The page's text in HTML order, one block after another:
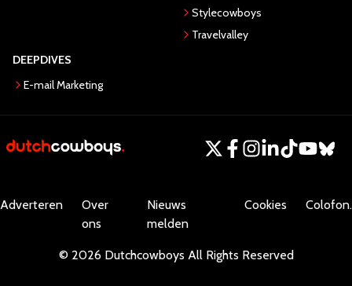
Stylecowboys
Travelvalley
DEEPDIVES
E-mail Marketing
Adverteren
Over
ons
Nieuws
melden
Cookies Colofon.
© 2026 Dutchcowboys All Rights Reserved